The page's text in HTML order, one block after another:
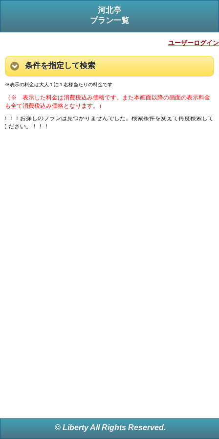
河北亭
プラン一覧
ユーザーログイン
条件を指定して検索
※表示の料金は大人１泊１名様当たりの料金です
（※ 表示した料金は消費税込み価格です。また本画面以降の画面の表示料金
も全て消費税込み価格となります。）
！！！お探しのプランは見つかりませんでした。検索条件を変えて再度検索して
ください。！！！
© Liberty All Rights Reserved.